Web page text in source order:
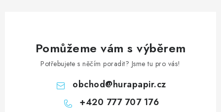
Pomůžeme vám s výběrem
Potřebujete s něčím poradit? Jsme tu pro vás!
obchod@hurapapir.cz
+420 777 707 176